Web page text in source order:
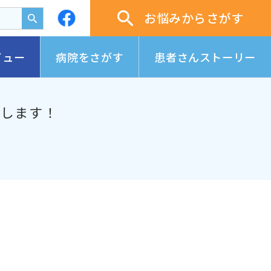
お悩みからさがす
ー 病院をさがす 患者さんストーリー
ます！